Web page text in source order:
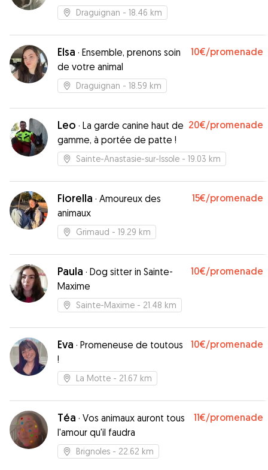
chien.Draguignan - 18.46 km
Elsa · Ensemble, prenons soin
de votre animal
10€/promenade
Draguignan - 18.59 km
Leo · La garde canine haut de
gamme, à portée de patte !
20€/promenade
Sainte-Anastasie-sur-Issole - 19.03 km
Fiorella · Amoureux des
animaux
15€/promenade
Grimaud - 19.29 km
Paula · Dog sitter in Sainte-
Maxime
10€/promenade
Sainte-Maxime - 21.48 km
Eva · Promeneuse de toutous
!
10€/promenade
La Motte - 21.67 km
Téa · Vos animaux auront tous
l'amour qu'il faudra
11€/promenade
Brignoles - 22.62 km